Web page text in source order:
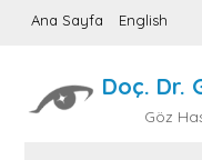
Ana Sayfa English
Doç. Dr.
Göz